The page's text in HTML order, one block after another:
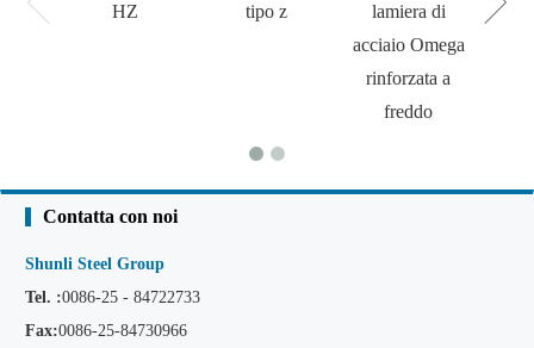
HZ
tipo z
lamiera di
acciaio Omega
rinforzata a
freddo
Contatta con noi
Shunli Steel Group
Tel. :0086-25 - 84722733
Fax:0086-25-84730966